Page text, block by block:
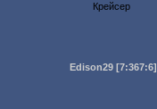
Крейсер
Edison29 [7:367:6]